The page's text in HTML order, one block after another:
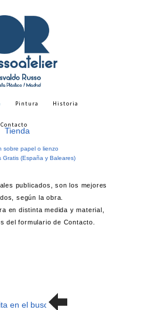
Pintura Historia
Contacto
sobre papel o lienzo
Gratis (España y Baleares)
publicados, son los mejores
según la obra.
en distinta medida y material,
del formulario de Contacto.
en el buscador
Tienda